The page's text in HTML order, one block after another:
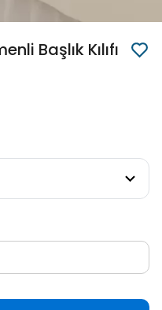
Başlık Kılıfı